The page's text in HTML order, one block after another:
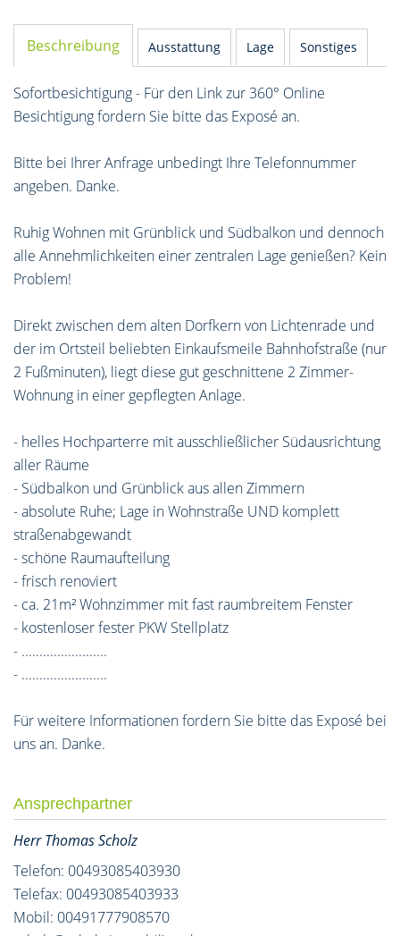
Beschreibung Ausstattung Lage Sonstiges
Sofortbesichtigung - Für den Link zur 360° Online
Besichtigung fordern Sie bitte das Exposé an.
Bitte bei Ihrer Anfrage unbedingt Ihre Telefonnummer
angeben. Danke.
Ruhig Wohnen mit Grünblick und Südbalkon und dennoch
alle Annehmlichkeiten einer zentralen Lage genießen? Kein
Problem!
Direkt zwischen dem alten Dorfkern von Lichtenrade und
der im Ortsteil beliebten Einkaufsmeile Bahnhofstraße (nur
2 Fußminuten), liegt diese gut geschnittene 2 Zimmer-
Wohnung in einer gepflegten Anlage.
- helles Hochparterre mit ausschließlicher Südausrichtung
aller Räume
- Südbalkon und Grünblick aus allen Zimmern
- absolute Ruhe; Lage in Wohnstraße UND komplett
straßenabgewandt
- schöne Raumaufteilung
- frisch renoviert
- ca. 21m² Wohnzimmer mit fast raumbreitem Fenster
- kostenloser fester PKW Stellplatz
- ........................
- ........................
Für weitere Informationen fordern Sie bitte das Exposé bei
uns an. Danke.
Ansprechpartner
Herr Thomas Scholz
Telefon: 00493085403930
Telefax: 00493085403933
Mobil: 00491777908570